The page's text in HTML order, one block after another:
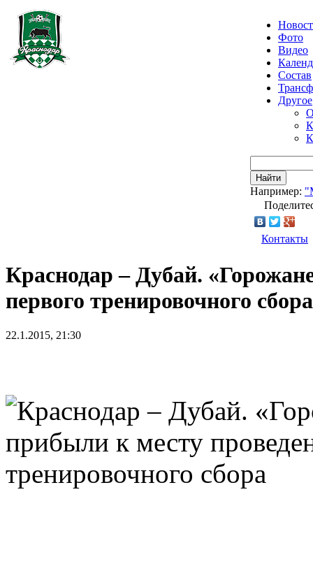
Фото
Видео
Состав
Другое
Найти
Например:
Контакты
Краснодар – Дубай.
первого тренировочного сбора
22.1.2015, 21:30